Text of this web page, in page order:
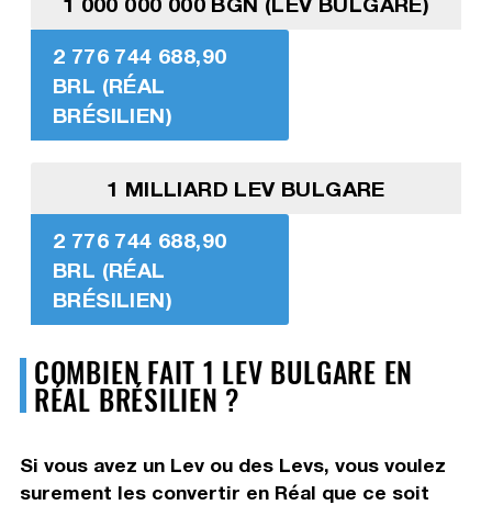
2 776 744 688,90
BRL (RÉAL
BRÉSILIEN)
1 MILLIARD LEV BULGARE
2 776 744 688,90
BRL (RÉAL
BRÉSILIEN)
COMBIEN FAIT 1 LEV BULGARE EN
RÉAL BRÉSILIEN ?
Si vous avez un Lev ou des Levs, vous voulez
surement les convertir en Réal que ce soit